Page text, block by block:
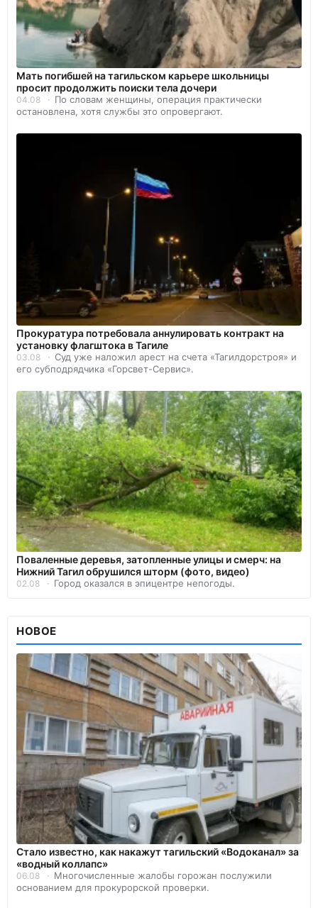
Мать погибшей на тагильском карьере школьницы
просит продолжить поиски тела дочери
04.08
По словам женщины, операция практически
остановлена, хотя службы это опровергают.
Прокуратура потребовала аннулировать контракт на
установку флагштока в Тагиле
03.08
Суд уже наложил арест на счета «Тагилдорстроя» и
его субподрядчика «Горсвет-Сервис».
Поваленные деревья, затопленные улицы и смерч: на
Нижний Тагил обрушился шторм (фото, видео)
02.08 Город оказался в эпицентре непогоды.
НОВОЕ
Стало известно, как накажут тагильский «Водоканал» за
«водный коллапс»
06.08
Многочисленные жалобы горожан послужили
основанием для прокурорской проверки.